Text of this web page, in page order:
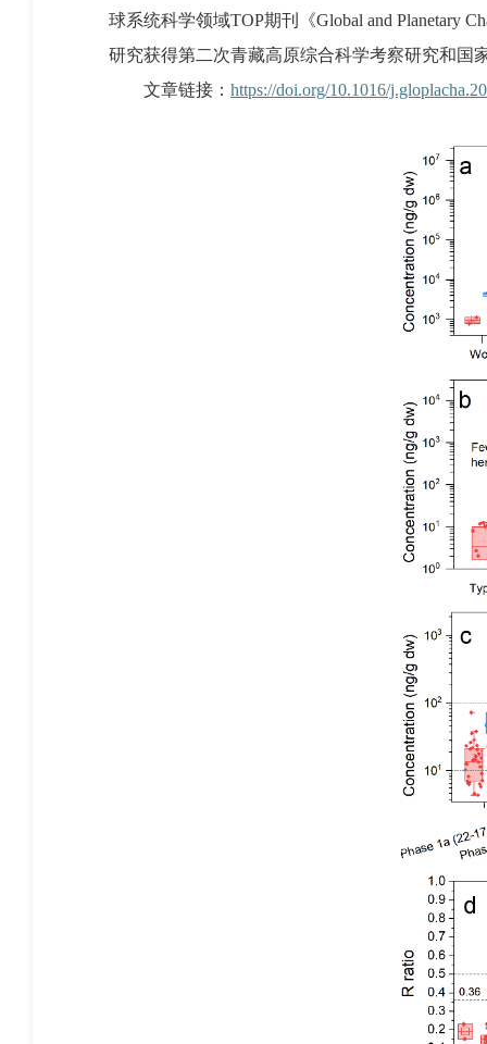
球系统科学领域TOP期刊《Global and Planetary
研究获得第二次青藏高原综合科学考察研究和国
文章链接： https://doi.org/10.1016/